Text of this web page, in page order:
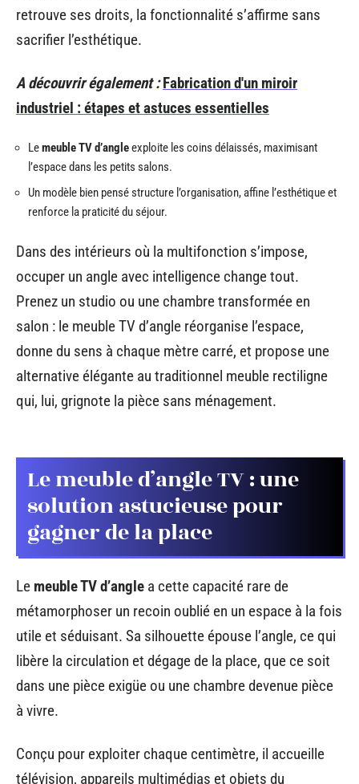
retrouve ses droits, la fonctionnalité s’affirme sans
sacrifier l’esthétique.
A découvrir également : Fabrication d'un miroir
industriel : étapes et astuces essentielles
Lemeuble TV d’angleexploite les coins délaissés, maximisant
l’espace dans les petits salons.
Un modèle bien pensé structure l’organisation, affine l’esthétique et
renforce la praticité du séjour.
Dans des intérieurs où la multifonction s’impose,
occuper un angle avec intelligence change tout.
Prenez un studio ou une chambre transformée en
salon : le meuble TV d’angle réorganise l’espace,
donne du sens à chaque mètre carré, et propose une
alternative élégante au traditionnel meuble rectiligne
qui, lui, grignote la pièce sans ménagement.
Le meuble d’angle TV : une
solution astucieuse pour
gagner de la place
Le meuble TV d’angle a cette capacité rare de
métamorphoser un recoin oublié en un espace à la fois
utile et séduisant. Sa silhouette épouse l’angle, ce qui
libère la circulation et dégage de la place, que ce soit
dans une pièce exigüe ou une chambre devenue pièce
à vivre.
Conçu pour exploiter chaque centimètre, il accueille
télévision, appareils multimédias et objets du